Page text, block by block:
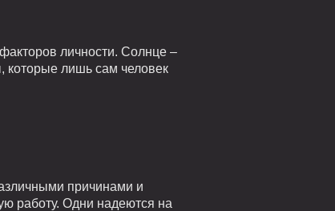
личности. Солнце –
которые лишь сам человек
причинами и
работу. Одни надеются на